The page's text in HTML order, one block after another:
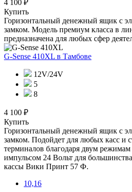
4 100 ₽
Купить
Горизонтальный денежный ящик с
замком. Модель премиум класса в
предназначена для любых сфер
G-Sense 410XL в Тамбове
12V/24V
5
8
4 100 ₽
Купить
Горизонтальный денежный ящик с
замком. Подойдет для любых касс и
терминалов благодаря двум режимам
импульсом 24 Вольт для
кассы Вики Принт 57 Ф.
10,16